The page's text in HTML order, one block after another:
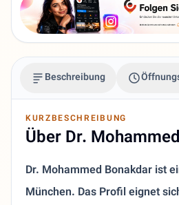
Beschreibung
KURZBESCHREIBUNG
Über Dr.
Dr. Mohammed Bonakdar ist
München. Das Profil eignet